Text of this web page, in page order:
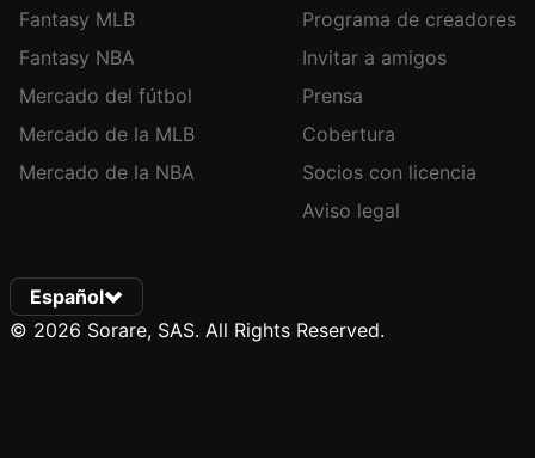
Fantasy MLB
Fantasy NBA
Mercado del fútbol
Mercado de la MLB
Mercado de la NBA
Programa de creadores
Invitar a amigos
Prensa
Cobertura
Socios con licencia
Aviso legal
Español
© 2026 Sorare, SAS. All Rights Reserved.